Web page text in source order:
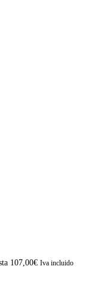
107,00€ Iva incluido